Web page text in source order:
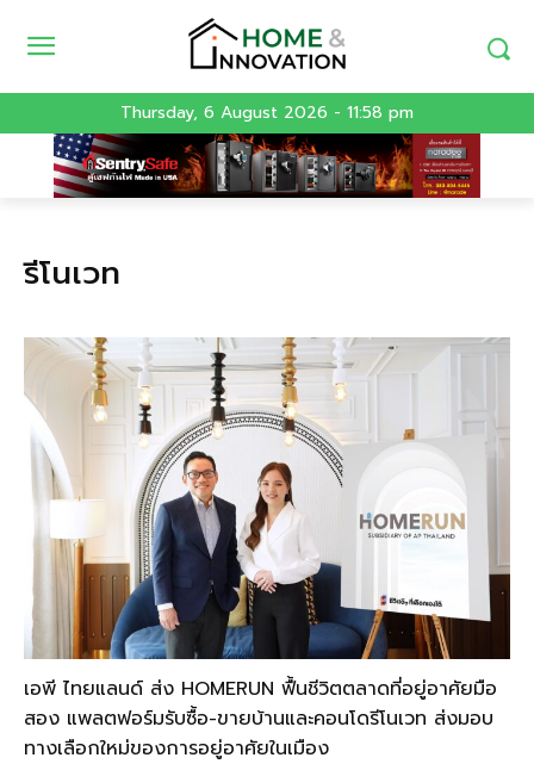
Thursday, 6 August 2026 - 11:58 pm
รีโนเวท
เอพี ไทยแลนด์ ส่ง HOMERUN ฟื้นชีวิตตลาดที่อยู่อาศัยมือ
สอง แพลตฟอร์มรับซื้อ-ขายบ้านและคอนโดรีโนเวท ส่งมอบ
ทางเลือกใหม่ของการอยู่อาศัยในเมือง